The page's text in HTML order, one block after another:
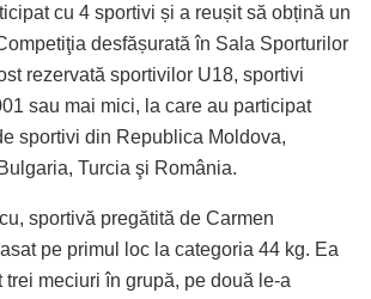
cu 4 sportivi și a reușit să obțină un
desfășurată în Sala Sporturilor
rezervată sportivilor U18, sportivi
sau mai mici, la care au participat
sportivi din Republica Moldova,
Turcia şi România.
sportivă pregătită de Carmen
pe primul loc la categoria 44 kg. Ea
trei meciuri în grupă, pe două le-a